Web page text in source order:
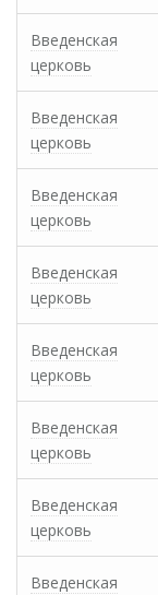
Введенская
церковь
Введенская
церковь
Введенская
церковь
Введенская
церковь
Введенская
церковь
Введенская
церковь
Введенская
церковь
Введенская